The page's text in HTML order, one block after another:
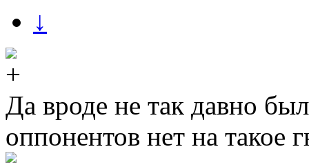
↓
Да вроде не так давно
оппонентов нет на такое